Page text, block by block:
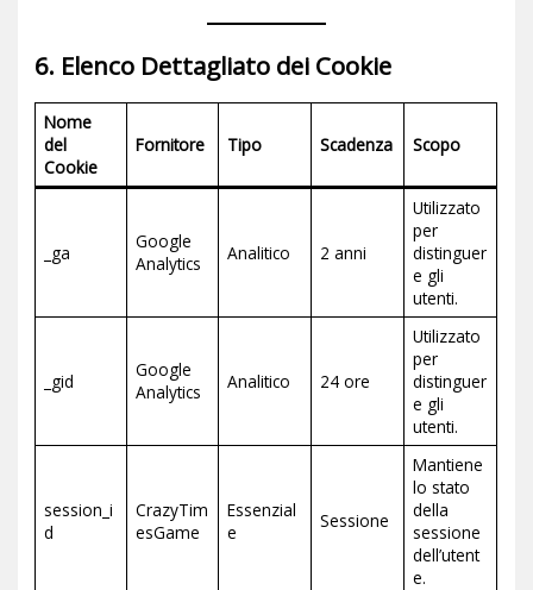
6. Elenco Dettagliato dei Cookie
Nome
del
Cookie
Fornitore Tipo Scadenza Scopo
_ga
Google
Analytics
Analitico 2 anni
Utilizzato
per
distinguer
e gli
utenti.
_gid
Google
Analytics
Analitico 24 ore
Utilizzato
per
distinguer
e gli
utenti.
session_i
d
CrazyTim
esGame
Essenzial
e
Sessione
Mantiene
lo stato
della
sessione
dell’utent
e.